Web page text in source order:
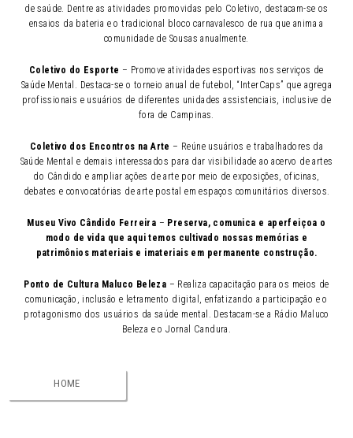
de saúde. Dentre as atividades promovidas pelo Coletivo, destacam-se os
ensaios da bateria e o tradicional bloco carnavalesco de rua que anima a
comunidade de Sousas anualmente.
Coletivo do Esporte – Promove atividades esportivas nos serviços de
Saúde Mental. Destaca-se o torneio anual de futebol, “InterCaps” que agrega
profissionais e usuários de diferentes unidades assistenciais, inclusive de
fora de Campinas.
Coletivo dos Encontros na Arte – Reúne usuários e trabalhadores da
Saúde Mental e demais interessados para dar visibilidade ao acervo de artes
do Cândido e ampliar ações de arte por meio de exposições, oficinas,
debates e convocatórias de arte postal em espaços comunitários diversos.
Museu Vivo Cândido Ferreira – Preserva, comunica e aperfeiçoa o
modo de vida que aqui temos cultivado nossas memórias e
patrimônios materiais e imateriais em permanente construção.
Ponto de Cultura Maluco Beleza – Realiza capacitação para os meios de
comunicação, inclusão e letramento digital, enfatizando a participação e o
protagonismo dos usuários da saúde mental. Destacam-se a Rádio Maluco
Beleza e o Jornal Candura.
HOME